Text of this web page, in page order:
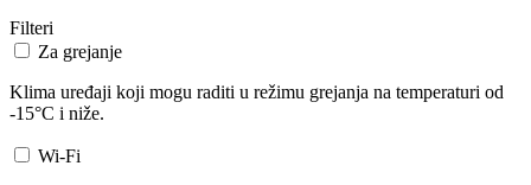
Filteri
Za grejanje
Klima uređaji koji mogu raditi u režimu grejanja na temperaturi od
-15°C i niže.
Wi-Fi